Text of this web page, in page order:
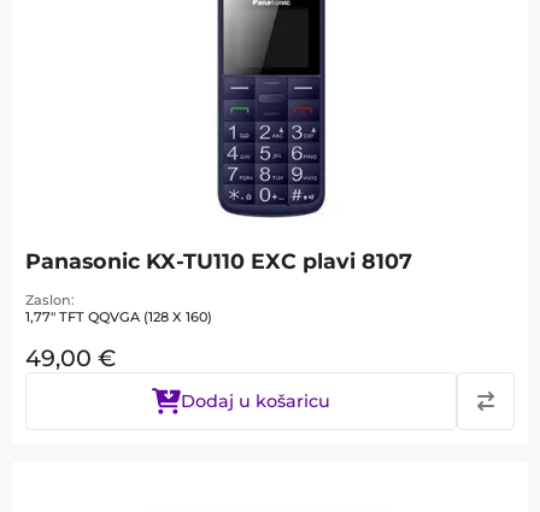
Panasonic KX-TU110 EXC plavi 8107
Zaslon
1,77" TFT QQVGA (128 X 160)
49,00 €
Dodaj u košaricu